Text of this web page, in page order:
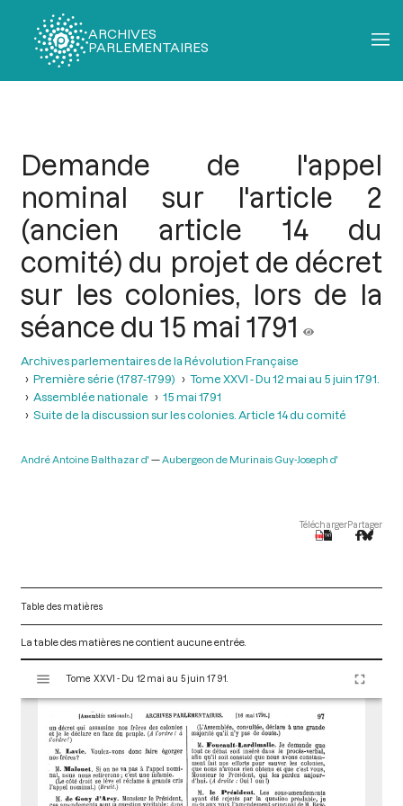
ARCHIVES
PARLEMENTAIRES
Demande de l'appel
nominal sur l'article 2
(ancien article 14 du
comité) du projet de décret
sur les colonies, lors de la
séance du 15 mai 1791
Archives parlementaires de la Révolution Française
Première série (1787-1799)
Tome XXVI - Du 12 mai au 5 juin 1791.
Assemblée nationale
15 mai 1791
Suite de la discussion sur les colonies. Article 14 du comité
André Antoine Balthazar d' Aubergeon de Murinais Guy-Joseph d'
TéléchargerPartager
Table des matières
La table des matières ne contient aucune entrée.
s
Tome XXVI - Du 12 mai au 5 juin 1791.